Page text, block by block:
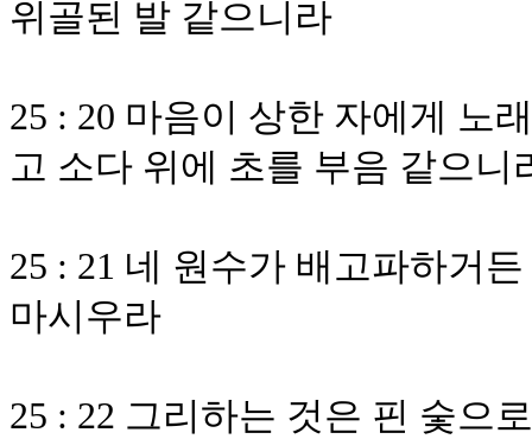
위골된 발 같으니라
25 : 20 마음이 상한 자에게 노
고 소다 위에 초를 부음 같으니
25 : 21 네 원수가 배고파하거
마시우라
25 : 22 그리하는 것은 핀 숯으